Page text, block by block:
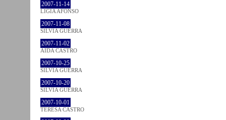
2007-11-14
LÍGIA AFONSO
2007-11-08
SÍLVIA GUERRA
2007-11-02
AIDA CASTRO
2007-10-25
SÍLVIA GUERRA
2007-10-20
SÍLVIA GUERRA
2007-10-01
TERESA CASTRO